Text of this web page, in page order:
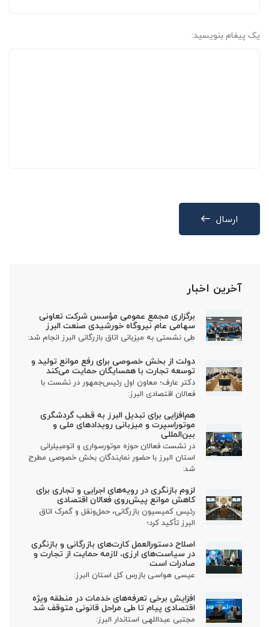
یک پیغام بنویسید:
ارسال
آخرین اخبار
برگزاری مجمع عمومی مؤسس شرکت تعاونی
سهامی عام نیروگاه خورشیدی صنعت البرز
طی نشستی به میزبانی اتاق بازرگانی البرز انجام شد:
دولت از بخش خصوصی برای رفع موانع تولید و
توسعه تجارت با همسایگان حمایت می‌کند
دکتر عارف؛ معاون اول رئیس‌جمهور در نشست با
فعالان اقتصادی البرز:
هم‌افزایی برای تبدیل البرز به قطب گردشگری
موتوراسپرت و میزبانی رویدادهای ملی و
بین‌المللی
در نشست فعالان حوزه موتورسواری و اتومبیلرانی
استان البرز با حضور نمایندگان بخش خصوصی مطرح
شد:
لزوم بازنگری در رویه‌های اجرایی و تجاری برای
کاهش موانع پیش‌روی فعالان اقتصادی
رئیس کمیسیون بازرگانی، حمل‌ونقل و گمرک اتاق
البرز تأکید کرد؛
اصلاح دستورالعمل کارت‌های بازرگانی و بازنگری
در سیاست‌های ارزی، لازمه حمایت از تجارت و
صادرات است
عیسی هواسی بازرس کل استان البرز:
افزایش برخی تعرفه‌های خدمات در منطقه ویژه
اقتصادی پیام تا طی مراحل قانونی متوقف شد
مجتبی عبداللهی استاندار البرز: